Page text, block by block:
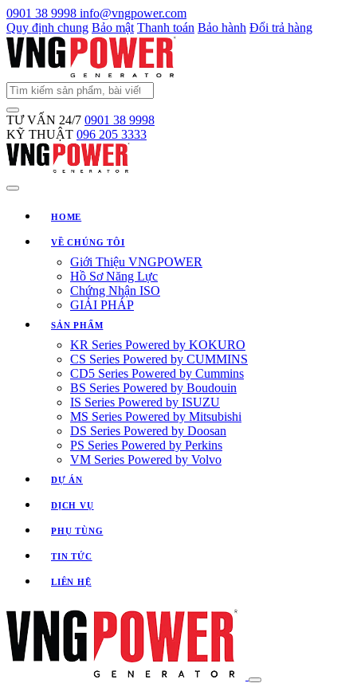
0901 38 9998 info@vngpower.com
Quy định chung Bảo mật Thanh toán Bảo hành Đổi trả hàng
TƯ VẤN 24/7 0901 38 9998
KỸ THUẬT 096 205 3333
HOME
VỀ CHÚNG TÔI
Giới Thiệu VNGPOWER
Hồ Sơ Năng Lực
Chứng Nhận ISO
GIẢI PHÁP
SẢN PHẨM
KR Series Powered by KOKURO
CS Series Powered by CUMMINS
CD5 Series Powered by Cummins
BS Series Powered by Boudouin
IS Series Powered by ISUZU
MS Series Powered by Mitsubishi
DS Series Powered by Doosan
PS Series Powered by Perkins
VM Series Powered by Volvo
DỰ ÁN
DỊCH VỤ
PHỤ TÙNG
TIN TỨC
LIÊN HỆ